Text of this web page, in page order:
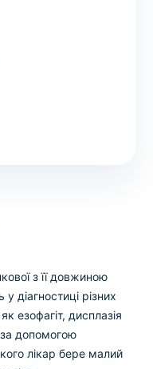
з її довжиною
діагностиці різних
езофагіт, дисплазія
допомогою
лікар бере малий
вам необхідні,
консультацію .
всіх заходів для